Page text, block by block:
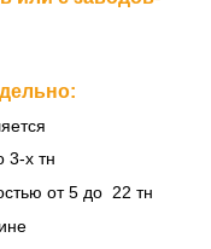
3-х тн
от 5 до 22 тн